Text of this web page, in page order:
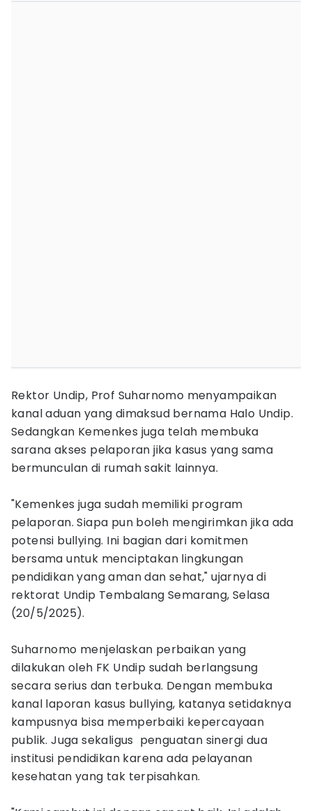
Rektor Undip, Prof Suharnomo menyampaikan
kanal aduan yang dimaksud bernama Halo Undip.
Sedangkan Kemenkes juga telah membuka
sarana akses pelaporan jika kasus yang sama
bermunculan di rumah sakit lainnya.
"Kemenkes juga sudah memiliki program
pelaporan. Siapa pun boleh mengirimkan jika ada
potensi bullying. Ini bagian dari komitmen
bersama untuk menciptakan lingkungan
pendidikan yang aman dan sehat," ujarnya di
rektorat Undip Tembalang Semarang, Selasa
(20/5/2025).
Suharnomo menjelaskan perbaikan yang
dilakukan oleh FK Undip sudah berlangsung
secara serius dan terbuka. Dengan membuka
kanal laporan kasus bullying, katanya setidaknya
kampusnya bisa memperbaiki kepercayaan
publik. Juga sekaligus penguatan sinergi dua
institusi pendidikan karena ada pelayanan
kesehatan yang tak terpisahkan.